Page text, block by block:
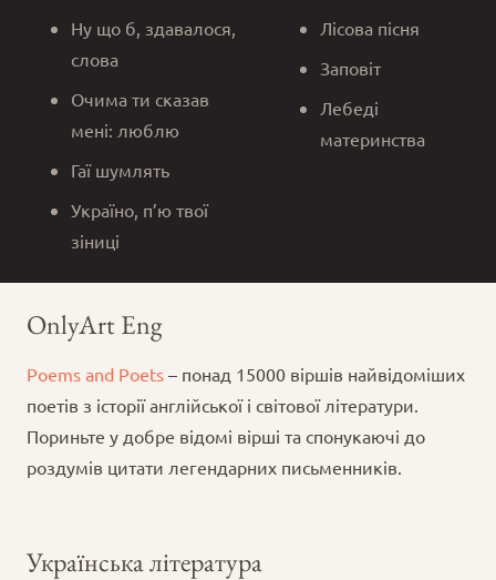
Ну що б, здавалося,
слова
Очима ти сказав
мені: люблю
Гаї шумлять
Україно, п’ю твої
зіниці
Лісова пісня
Заповіт
Лебеді
материнства
OnlyArt Eng
Poems and Poets – понад 15000 віршів найвідоміших
поетів з історії англійської і світової літератури.
Пориньте у добре відомі вірші та спонукаючі до
роздумів цитати легендарних письменників.
Українська література